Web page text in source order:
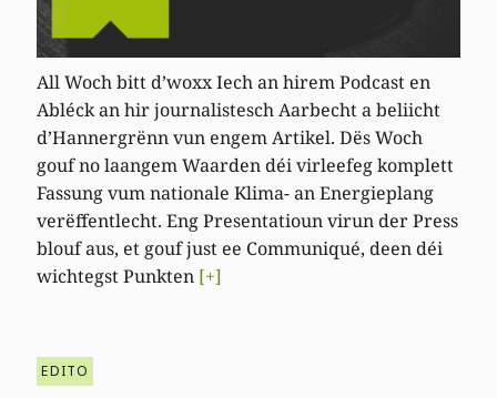
All Woch bitt d’woxx Iech an hirem Podcast en
Abléck an hir journalistesch Aarbecht a beliicht
d’Hannergrënn vun engem Artikel. Dës Woch
gouf no laangem Waarden déi virleefeg komplett
Fassung vum nationale Klima- an Energieplang
verëffentlecht. Eng Presentatioun virun der Press
blouf aus, et gouf just ee Communiqué, deen déi
wichtegst Punkten [+]
EDITO